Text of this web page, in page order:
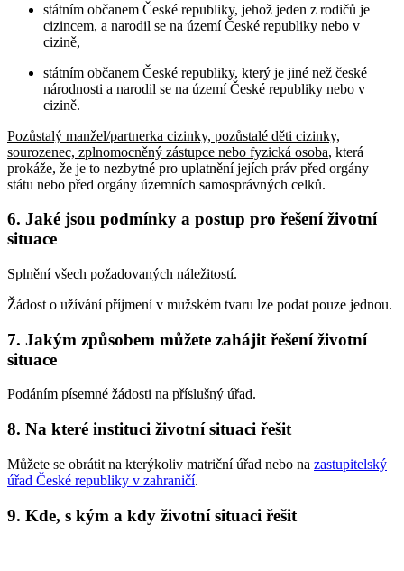
státním občanem České republiky, jehož jeden z rodičů je
cizincem, a narodil se na území České republiky nebo v
cizině,
státním občanem České republiky, který je jiné než české
národnosti a narodil se na území České republiky nebo v
cizině.
Pozůstalý manžel/partnerka cizinky, pozůstalé děti cizinky,
sourozenec, zplnomocněný zástupce nebo fyzická osoba, která
prokáže, že je to nezbytné pro uplatnění jejích práv před orgány
státu nebo před orgány územních samosprávných celků.
6. Jaké jsou podmínky a postup pro řešení životní
situace
Splnění všech požadovaných náležitostí.
Žádost o užívání příjmení v mužském tvaru lze podat pouze jednou.
7. Jakým způsobem můžete zahájit řešení životní
situace
Podáním písemné žádosti na příslušný úřad.
8. Na které instituci životní situaci řešit
Můžete se obrátit na kterýkoliv matriční úřad nebo na zastupitelský
úřad České republiky v zahraničí.
9. Kde, s kým a kdy životní situaci řešit